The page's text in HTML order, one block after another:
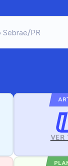
VER